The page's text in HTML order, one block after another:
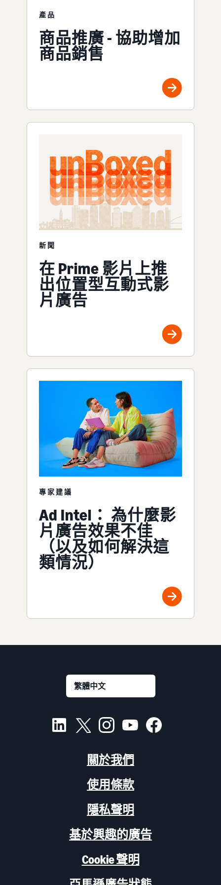
產品
商品推廣 - 協助增加
商品銷售
新聞
在 Prime 影片上推
出位置型互動式影
片廣告
專家建議
Ad Intel： 為什麼影
片廣告效果不佳
（以及如何解決這
類情況）
關於我們
使用條款
隱私聲明
基於興趣的廣告
Cookie 聲明